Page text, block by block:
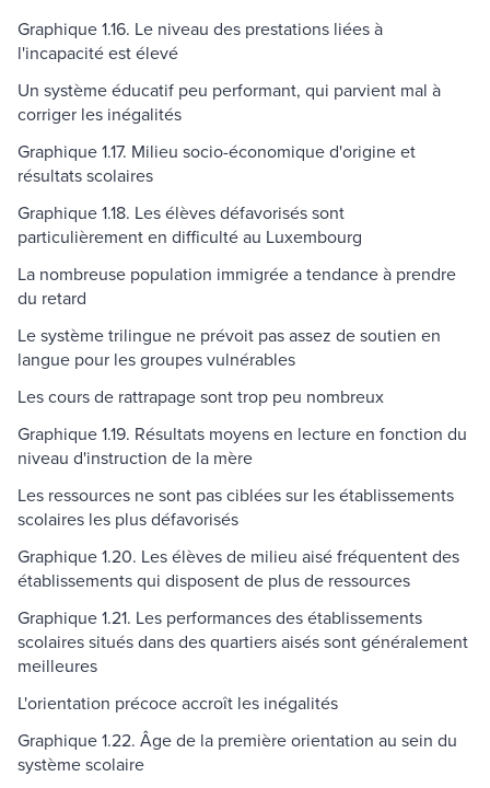
Graphique 1.16. Le niveau des prestations liées à
l'incapacité est élevé
Un système éducatif peu performant, qui parvient mal à
corriger les inégalités
Graphique 1.17. Milieu socio-économique d'origine et
résultats scolaires
Graphique 1.18. Les élèves défavorisés sont
particulièrement en difficulté au Luxembourg
La nombreuse population immigrée a tendance à prendre
du retard
Le système trilingue ne prévoit pas assez de soutien en
langue pour les groupes vulnérables
Les cours de rattrapage sont trop peu nombreux
Graphique 1.19. Résultats moyens en lecture en fonction du
niveau d'instruction de la mère
Les ressources ne sont pas ciblées sur les établissements
scolaires les plus défavorisés
Graphique 1.20. Les élèves de milieu aisé fréquentent des
établissements qui disposent de plus de ressources
Graphique 1.21. Les performances des établissements
scolaires situés dans des quartiers aisés sont généralement
meilleures
L'orientation précoce accroît les inégalités
Graphique 1.22. Âge de la première orientation au sein du
système scolaire